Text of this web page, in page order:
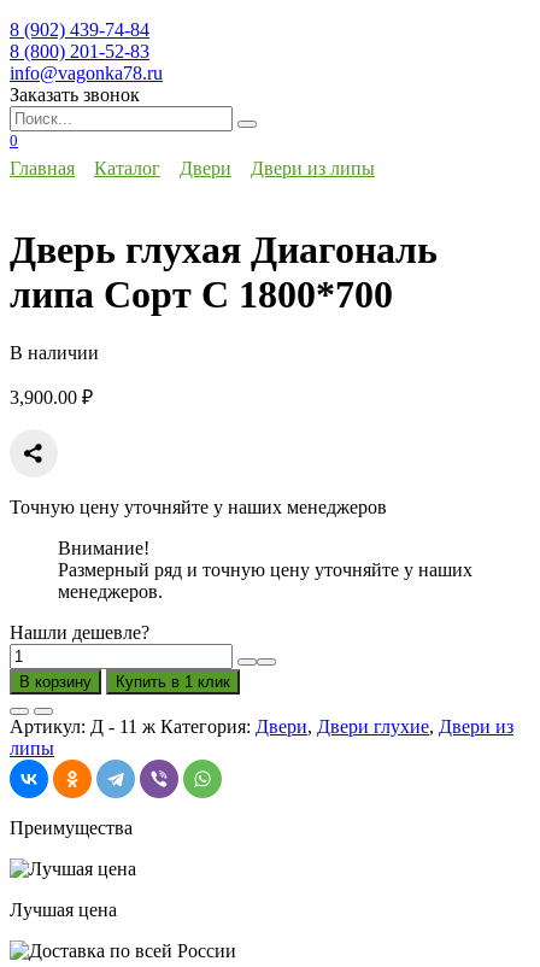
8 (902) 439-74-84
8 (800) 201-52-83
info@vagonka78.ru
Заказать звонок
Искать:
0
Главная Каталог Двери Двери из липы
Дверь глухая Диагональ
липа Сорт С 1800*700
В наличии
3,900.00 ₽
Точную цену уточняйте у наших менеджеров
Внимание!
Размерный ряд и точную цену уточняйте у наших
менеджеров.
Нашли дешевле?
Количество
товара
Дверь
глухая
Диагональ
липа
Сорт
1800*700
В корзину Купить в 1 клик
Артикул: Д - 11 ж Категория: Двери, Двери глухие, Двери из
липы
Преимущества
Лучшая цена